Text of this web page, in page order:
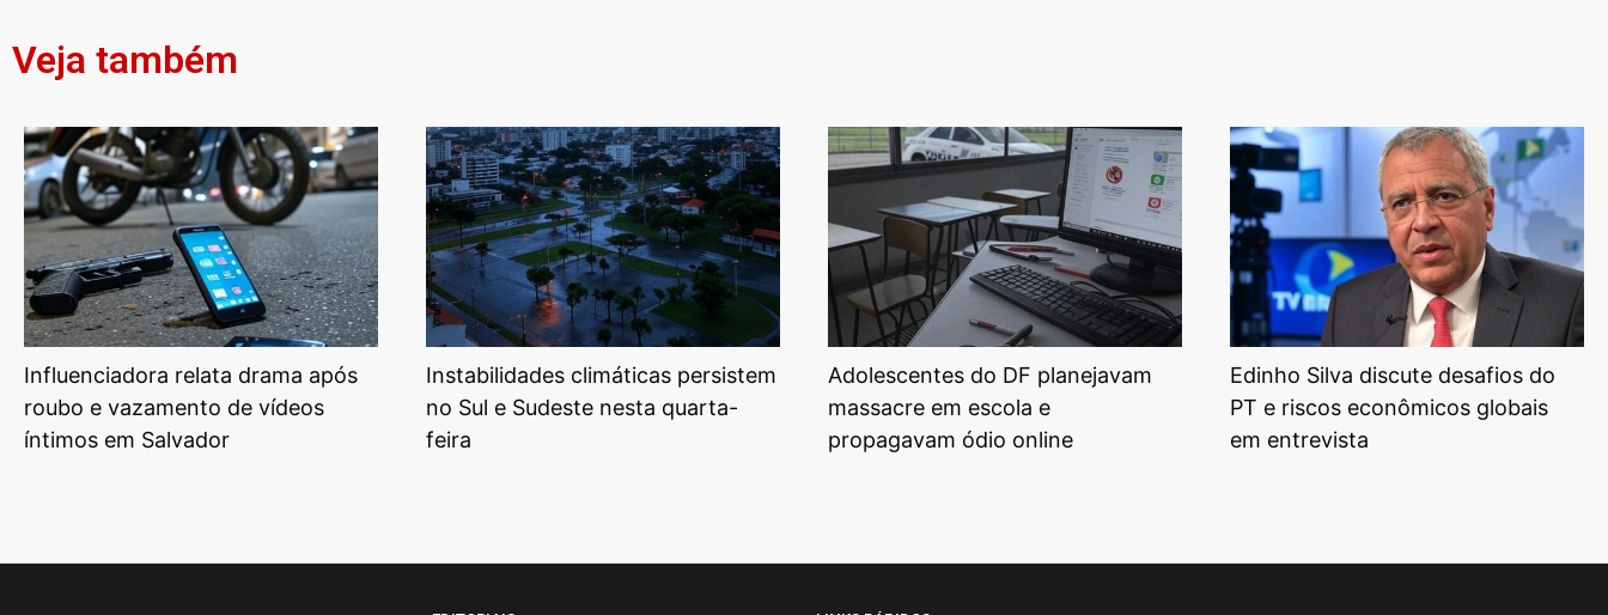
Veja também
Influenciadora relata drama após
roubo e vazamento de vídeos
íntimos em Salvador
Instabilidades climáticas persistem
no Sul e Sudeste nesta quarta-
feira
Adolescentes do DF planejavam
massacre em escola e
propagavam ódio online
Edinho Silva discute desafios do
PT e riscos econômicos globais
em entrevista